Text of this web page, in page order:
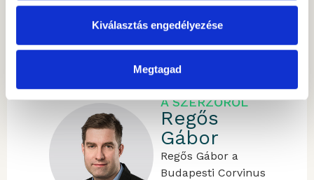
Kiválasztás engedélyezése
Megtagad
A SZERZŐRŐL
Regős
Gábor
Regős Gábor a
Budapesti Corvinus